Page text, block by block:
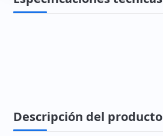
Descripción del producto